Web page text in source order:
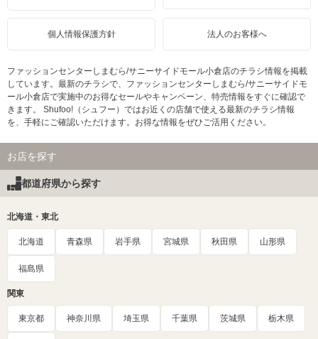
個人情報保護方針 法人のお客様へ
ファッションセンターしまむら/サニーサイドモール小倉店のチラシ情報を掲載
しています。最新のチラシで、ファッションセンターしまむら/サニーサイドモ
ール小倉店で実施中のお得なセールやキャンペーン、特売情報をすぐに確認で
きます。 Shufoo!（シュフー）ではお近くの店舗で使える最新のチラシ情報
を、手軽にご確認いただけます。お得な情報をぜひご活用ください。
お店を探す
都道府県から探す
北海道・東北
北海道 青森県 岩手県 宮城県 秋田県 山形県
福島県
関東
東京都 神奈川県 埼玉県 千葉県 茨城県 栃木県